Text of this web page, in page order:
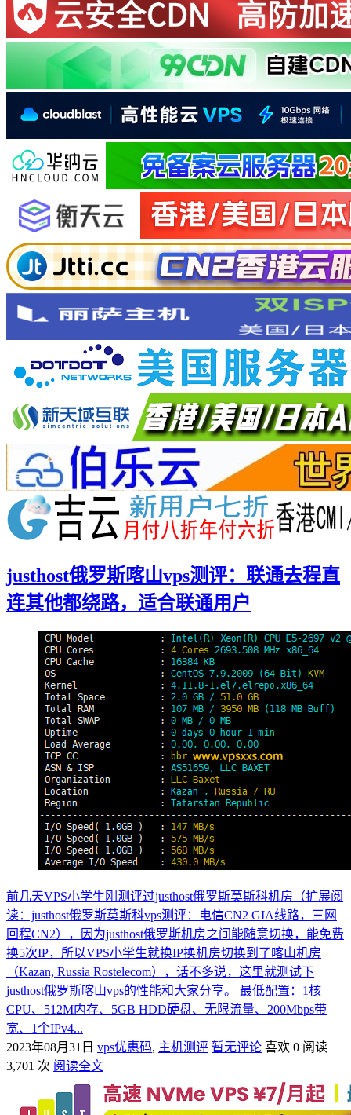
justhost俄罗斯喀山vps测评：联通去程直
连其他都绕路，适合联通用户
前几天VPS小学生刚测评过justhost俄罗斯莫斯科机房（扩展阅
读：justhost俄罗斯莫斯科vps测评：电信CN2 GIA线路，三网
回程CN2），因为justhost俄罗斯机房之间能随意切换，能免费
换5次IP，所以VPS小学生就换IP换机房切换到了喀山机房
（Kazan, Russia Rostelecom），话不多说，这里就测试下
justhost俄罗斯喀山vps的性能和大家分享。 最低配置：1核
CPU、512M内存、5GB HDD硬盘、无限流量、200Mbps带
宽、1个IPv4...
2023年08月31日 vps优惠码, 主机测评 暂无评论 喜欢 0 阅读
3,701 次 阅读全文